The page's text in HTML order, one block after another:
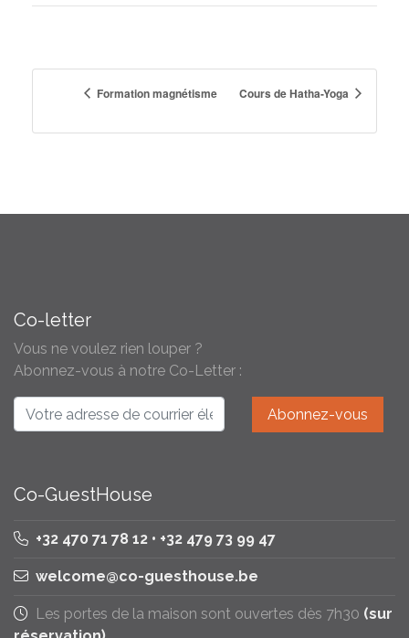
Formation magnétisme Cours de Hatha-Yoga
Co-letter
Vous ne voulez rien louper ?
Abonnez-vous à notre Co-Letter :
Co-GuestHouse
+32 470 71 78 12 • +32 479 73 99 47
welcome@co-guesthouse.be
Les portes de la maison sont ouvertes dès 7h30 (sur